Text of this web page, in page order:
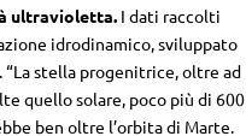
ultravioletta.I dati raccolti
idrodinamico, sviluppato
“La stella progenitrice, oltre ad
quello solare, poco più di 600
ben oltre l’orbita di Marte.